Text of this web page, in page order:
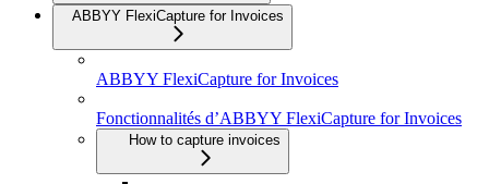
ABBYY FlexiCapture for Invoices
ABBYY FlexiCapture for Invoices
Fonctionnalités d’ABBYY FlexiCapture for Invoices
How to capture invoices